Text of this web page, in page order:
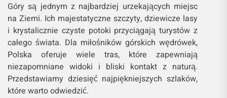
Góry są jednym z najbardziej urzekających miejsc
na Ziemi. Ich majestatyczne szczyty, dziewicze lasy
i krystalicznie czyste potoki przyciągają turystów z
całego świata. Dla miłośników górskich wędrówek,
Polska oferuje wiele tras, które zapewniają
niezapomniane widoki i bliski kontakt z naturą.
Przedstawiamy dziesięć najpiękniejszych szlaków,
które warto odwiedzić.